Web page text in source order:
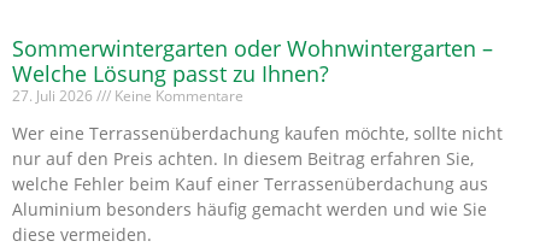
Sommerwintergarten oder Wohnwintergarten –
Welche Lösung passt zu Ihnen?
27. Juli 2026 Keine Kommentare
Wer eine Terrassenüberdachung kaufen möchte, sollte nicht
nur auf den Preis achten. In diesem Beitrag erfahren Sie,
welche Fehler beim Kauf einer Terrassenüberdachung aus
Aluminium besonders häufig gemacht werden und wie Sie
diese vermeiden.